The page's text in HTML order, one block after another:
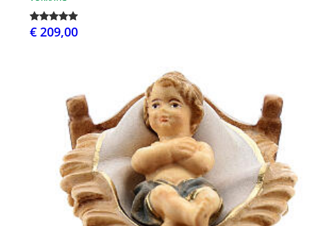
€ 209,00